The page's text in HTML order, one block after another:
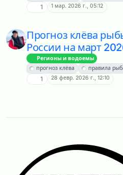
1 1 мар. 2026 г., 05:12
Прогноз клёва
России на март
Регионы и водоемы
прогноз клёва
правила
1 28 февр. 2026 г., 12:10